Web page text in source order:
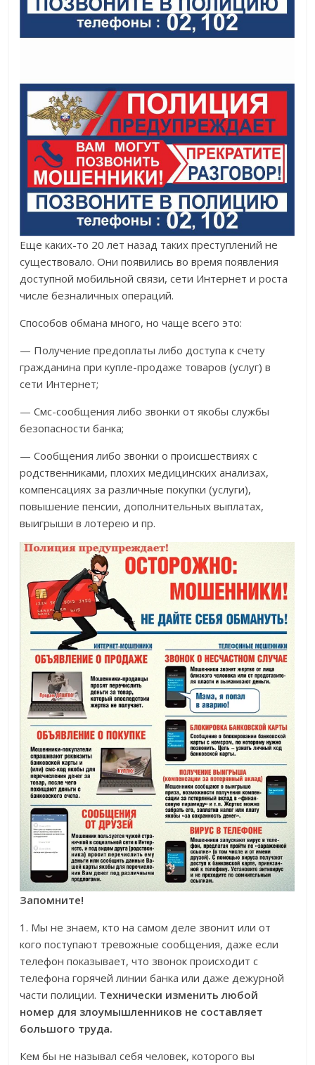
Еще каких-то 20 лет назад таких преступлений не
существовало. Они появились во время появления
доступной мобильной связи, сети Интернет и роста
числе безналичных операций.
Способов обмана много, но чаще всего это:
— Получение предоплаты либо доступа к счету
гражданина при купле-продаже товаров (услуг) в
сети Интернет;
— Смс-сообщения либо звонки от якобы службы
безопасности банка;
— Сообщения либо звонки о происшествиях с
родственниками, плохих медицинских анализах,
компенсациях за различные покупки (услуги),
повышение пенсии, дополнительных выплатах,
выигрыши в лотерею и пр.
Запомните!
1. Мы не знаем, кто на самом деле звонит или от
кого поступают тревожные сообщения, даже если
телефон показывает, что звонок происходит с
телефона горячей линии банка или даже дежурной
части полиции. Технически изменить любой
номер для злоумышленников не составляет
большого труда.
Кем бы не называл себя человек, которого вы